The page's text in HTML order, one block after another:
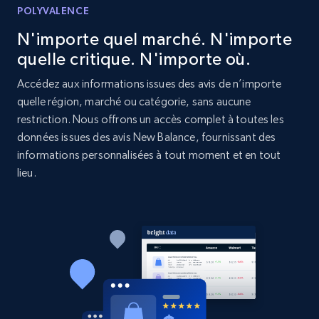
Reviews count shop, Reviews count item, Initial
price, and more.
1.9K+ 323+ Commencer
Etsy - Collect data on products using
specified keywords
price, and more.
1.9K+ Commencer
POLYVALENCE
N'importe quel marché. N'importe
quelle critique. N'importe où.
Accédez aux informations issues des avis de n’importe
quelle région, marché ou catégorie, sans aucune
restriction. Nous offrons un accès complet à toutes les
données issues des avis New Balance, fournissant des
informations personnalisées à tout moment et en tout
lieu.